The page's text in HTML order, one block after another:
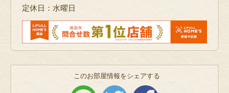
定休日：水曜日
このお部屋情報をシェアする